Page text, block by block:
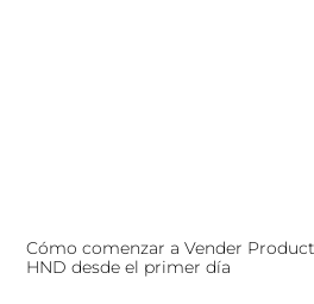
Cómo comenzar a Vender
HND desde el primer día